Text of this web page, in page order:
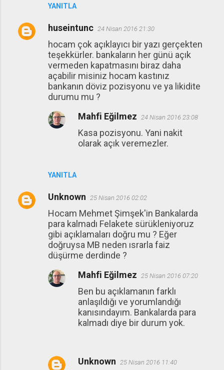
YANITLA
huseintunc 24 Nisan 2016 21:30
hocam çok açıklayıcı bir yazı gerçekten
teşekkürler. bankaların her günü açık
vermeden kapatmasını biraz daha
açabilir misiniz hocam kastınız
bankanın döviz pozisyonu ve ya likidite
durumu mu ?
YANITLA
Mahfi Eğilmez 24 Nisan 2016 23:08
Kasa pozisyonu. Yani nakit
olarak açık veremezler.
Unknown 25 Nisan 2016 02:02
Hocam Mehmet Şimşek'in Bankalarda
para kalmadı Felakete sürükleniyoruz
gibi açıklamaları doğru mu ? Eğer
doğruysa MB neden ısrarla faiz
düşürme derdinde ?
Mahfi Eğilmez 25 Nisan 2016 07:20
Ben bu açıklamanın farklı
anlaşıldığı ve yorumlandığı
kanısındayım. Bankalarda para
kalmadı diye bir durum yok.
Unknown 25 Nisan 2016 11:40